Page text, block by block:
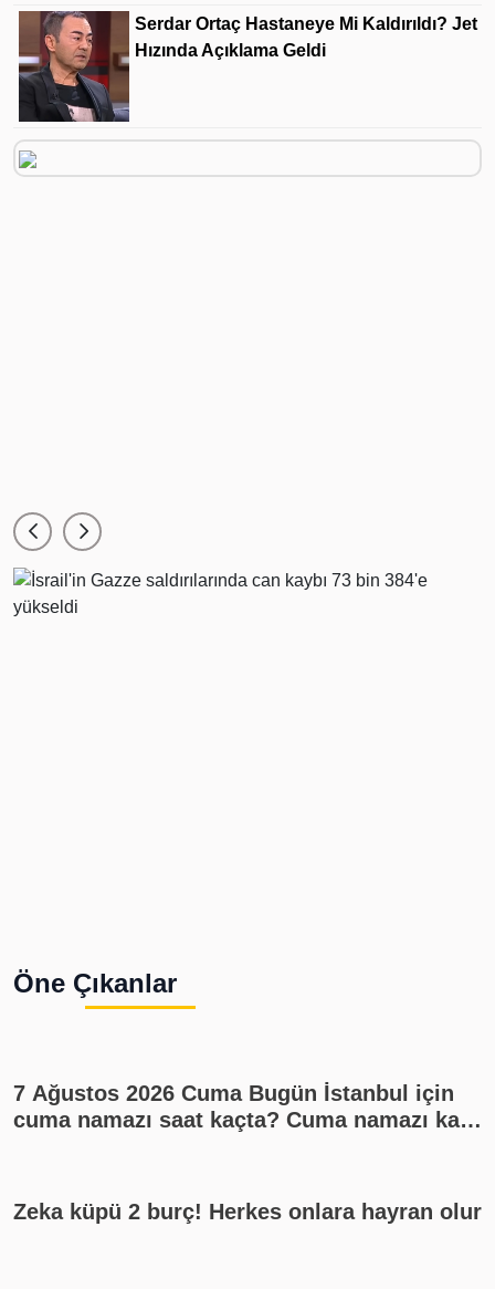
Serdar Ortaç Hastaneye Mi Kaldırıldı? Jet
Hızında Açıklama Geldi
Öne Çıkanlar
7 Ağustos 2026 Cuma Bugün İstanbul için
cuma namazı saat kaçta? Cuma namazı kaç
Zeka küpü 2 burç! Herkes onlara hayran olur